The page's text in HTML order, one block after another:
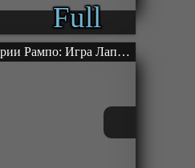
Full
«Загадочные истории Рампо: Игра Лапласа» ТВ-1